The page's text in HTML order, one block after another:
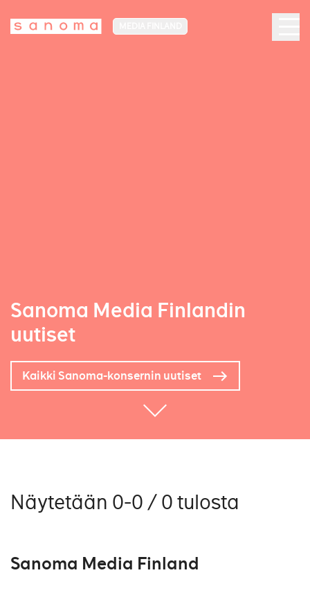
Sanoma Media Finlandin
uutiset
Kaikki Sanoma-konsernin uutiset
Näytetään 0-0 / 0 tulosta
Sanoma Media Finland